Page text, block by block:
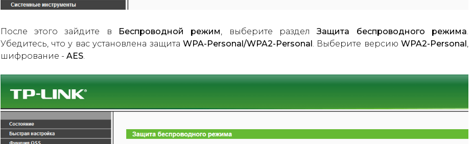
После этого зайдите в Беспроводной режим , выберите разделЗащита беспроводного режима
Убедитесь, что у вас установлена защита WPA-Personal/WPA2-Personal . Выберите версиюWPA2-Personal
шифрование - AES.